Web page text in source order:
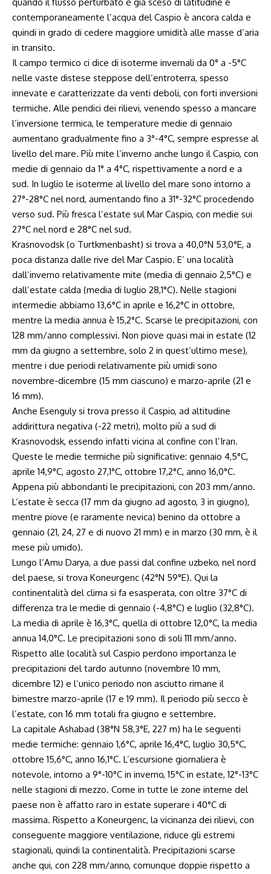
contemporaneamente l’acqua del Caspio è ancora calda e
quindi in grado di cedere maggiore umidità alle masse d’aria
in transito.
Il campo termico ci dice di isoterme invernali da 0° a -5°C
nelle vaste distese steppose dell’entroterra, spesso
innevate e caratterizzate da venti deboli, con forti inversioni
termiche. Alle pendici dei rilievi, venendo spesso a mancare
l’inversione termica, le temperature medie di gennaio
aumentano gradualmente fino a 3°-4°C, sempre espresse al
livello del mare. Più mite l’inverno anche lungo il Caspio, con
medie di gennaio da 1° a 4°C, rispettivamente a nord e a
sud. In luglio le isoterme al livello del mare sono intorno a
27°-28°C nel nord, aumentando fino a 31°-32°C procedendo
verso sud. Più fresca l’estate sul Mar Caspio, con medie sui
27°C nel nord e 28°C nel sud.
Krasnovodsk (o Turtkmenbasht) si trova a 40,0°N 53,0°E, a
poca distanza dalle rive del Mar Caspio. E’ una località
dall’inverno relativamente mite (media di gennaio 2,5°C) e
dall’estate calda (media di luglio 28,1°C). Nelle stagioni
intermedie abbiamo 13,6°C in aprile e 16,2°C in ottobre,
mentre la media annua è 15,2°C. Scarse le precipitazioni, con
128 mm/anno complessivi. Non piove quasi mai in estate (12
mm da giugno a settembre, solo 2 in quest’ultimo mese),
mentre i due periodi relativamente più umidi sono
novembre-dicembre (15 mm ciascuno) e marzo-aprile (21 e
16 mm).
Anche Esenguly si trova presso il Caspio, ad altitudine
addirittura negativa (-22 metri), molto più a sud di
Krasnovodsk, essendo infatti vicina al confine con l’Iran.
Queste le medie termiche più significative: gennaio 4,5°C,
aprile 14,9°C, agosto 27,1°C, ottobre 17,2°C, anno 16,0°C.
Appena più abbondanti le precipitazioni, con 203 mm/anno.
L’estate è secca (17 mm da giugno ad agosto, 3 in giugno),
mentre piove (e raramente nevica) benino da ottobre a
gennaio (21, 24, 27 e di nuovo 21 mm) e in marzo (30 mm, è il
mese più umido).
Lungo l’Amu Darya, a due passi dal confine uzbeko, nel nord
del paese, si trova Koneurgenc (42°N 59°E). Qui la
continentalità del clima si fa esasperata, con oltre 37°C di
differenza tra le medie di gennaio (-4,8°C) e luglio (32,8°C).
La media di aprile è 16,3°C, quella di ottobre 12,0°C, la media
annua 14,0°C. Le precipitazioni sono di soli 111 mm/anno.
Rispetto alle località sul Caspio perdono importanza le
precipitazioni del tardo autunno (novembre 10 mm,
dicembre 12) e l’unico periodo non asciutto rimane il
bimestre marzo-aprile (17 e 19 mm). Il periodo più secco è
l’estate, con 16 mm totali fra giugno e settembre.
La capitale Ashabad (38°N 58,3°E, 227 m) ha le seguenti
medie termiche: gennaio 1,6°C, aprile 16,4°C, luglio 30,5°C,
ottobre 15,6°C, anno 16,1°C. L’escursione giornaliera è
notevole, intorno a 9°-10°C in inverno, 15°C in estate, 12°-13°C
nelle stagioni di mezzo. Come in tutte le zone interne del
paese non è affatto raro in estate superare i 40°C di
massima. Rispetto a Koneurgenc, la vicinanza dei rilievi, con
conseguente maggiore ventilazione, riduce gli estremi
stagionali, quindi la continentalità. Precipitazioni scarse
anche qui, con 228 mm/anno, comunque doppie rispetto a